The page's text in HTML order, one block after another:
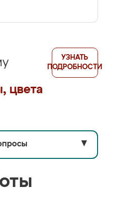
цвета
УЗНАТЬ
ПОДРОБНОСТИ
▼